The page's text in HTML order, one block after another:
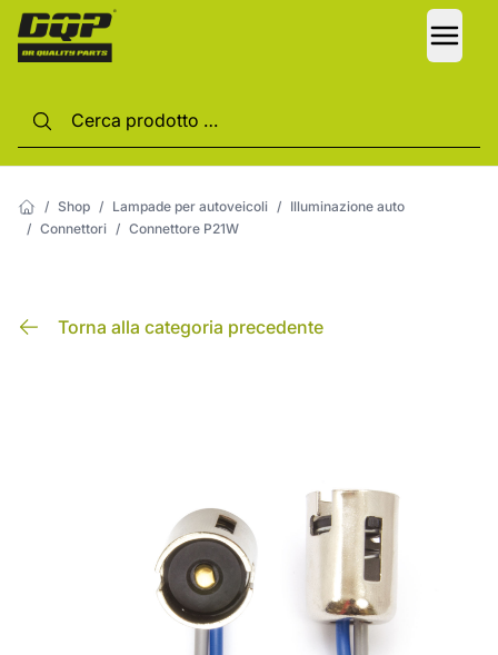
/ Shop / Lampade per autoveicoli / Illuminazione auto
/ Connettori / Connettore P21W
Torna alla categoria precedente